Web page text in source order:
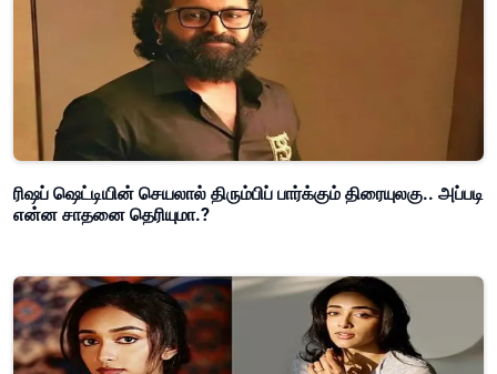
ரிஷப் ஷெட்டியின் செயலால் திரும்பிப் பார்க்கும் திரையுலகு.. அப்படி
என்ன சாதனை தெரியுமா.?